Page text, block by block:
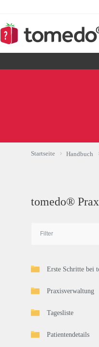
springen
Startseite Handbuch
tomedo®
Erste Schritte bei
Praxisverwaltung
Tagesliste
Patientendetails